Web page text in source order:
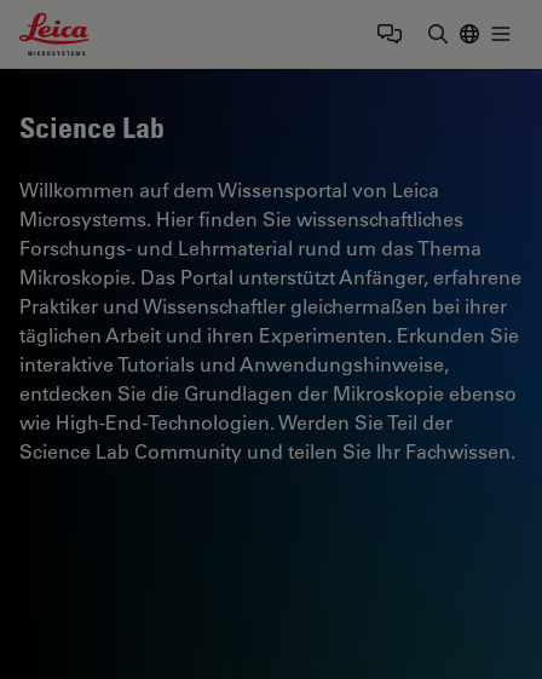
Leica Microsystems Logo
Science Lab
Willkommen auf dem Wissensportal von Leica
Microsystems. Hier finden Sie wissenschaftliches
Forschungs- und Lehrmaterial rund um das Thema
Mikroskopie. Das Portal unterstützt Anfänger, erfahrene
Praktiker und Wissenschaftler gleichermaßen bei ihrer
täglichen Arbeit und ihren Experimenten. Erkunden Sie
interaktive Tutorials und Anwendungshinweise,
entdecken Sie die Grundlagen der Mikroskopie ebenso
wie High-End-Technologien. Werden Sie Teil der
Science Lab Community und teilen Sie Ihr Fachwissen.